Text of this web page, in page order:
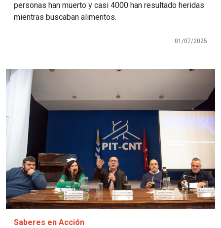
personas han muerto y casi 4000 han resultado heridas
mientras buscaban alimentos.
01/07/2025
Imagen
Saberes en Acción